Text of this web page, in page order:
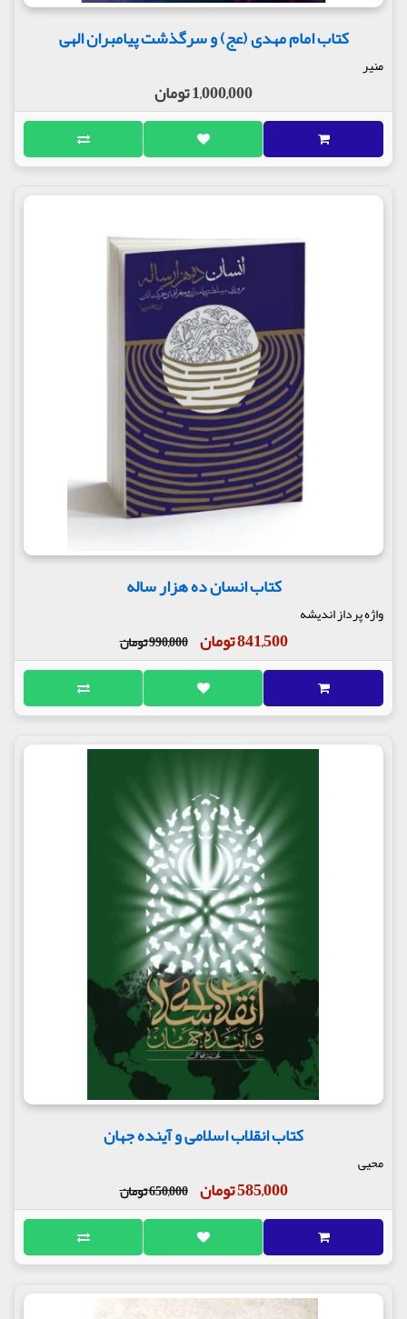
کتاب امام مهدی (عج) و سرگذشت پیامبران الهی
منیر
1,000,000 تومان
کتاب انسان ده هزار ساله
واژه پرداز اندیشه
841,500 تومان 990,000 تومان
کتاب انقلاب اسلامی و آینده جهان
محیی
585,000 تومان 650,000 تومان